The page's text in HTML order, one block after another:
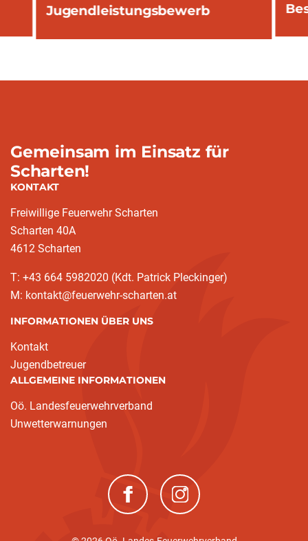
Jugendleistungsbewerb
Gemeinsam im Einsatz für
Scharten!
KONTAKT
Freiwillige Feuerwehr Scharten
Scharten 40A
4612 Scharten
T: +43 664 5982020 (Kdt. Patrick Pleckinger)
M: kontakt@feuerwehr-scharten.at
INFORMATIONEN ÜBER UNS
Kontakt
Jugendbetreuer
ALLGEMEINE INFORMATIONEN
Oö. Landesfeuerwehrverband
Unwetterwarnungen
(neues Fenster)(neues Fenster)